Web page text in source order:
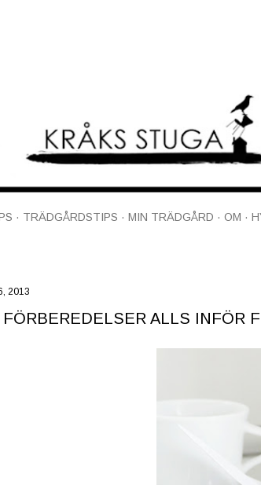
TRÄDGÅRDSTIPS MIN TRÄDGÅRD OM
2013
FÖRBEREDELSER ALLS INFÖR